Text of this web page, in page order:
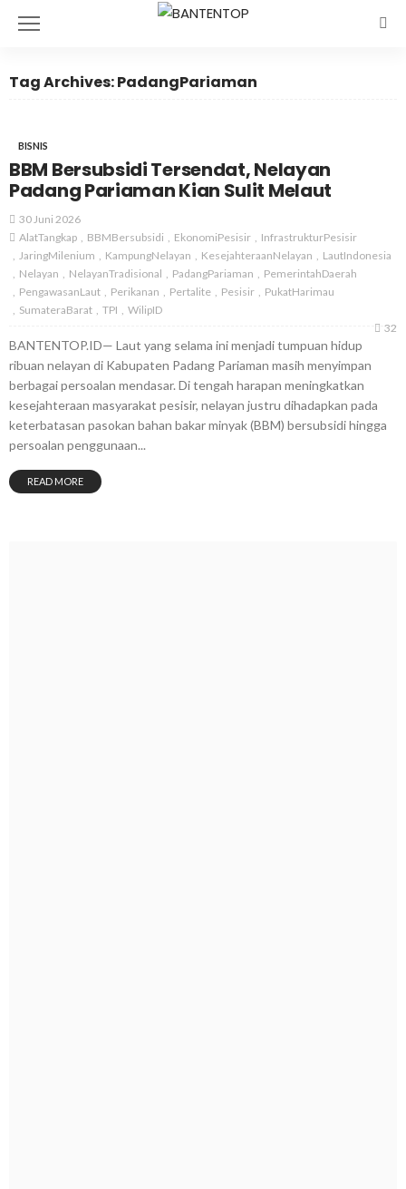
Tag Archives: PadangPariaman
BISNIS
BBM Bersubsidi Tersendat, Nelayan
Padang Pariaman Kian Sulit Melaut
30 Juni 2026
AlatTangkap
BBMBersubsidi EkonomiPesisir
InfrastrukturPesisir
JaringMilenium
KampungNelayan KesejahteraanNelayan
LautIndonesia
Nelayan
NelayanTradisional PadangPariaman
PemerintahDaerah
PengawasanLaut
Perikanan Pertalite Pesisir
PukatHarimau
SumateraBarat
TPI
WilipID
32
BANTENTOP.ID— Laut yang selama ini menjadi tumpuan hidup
ribuan nelayan di Kabupaten Padang Pariaman masih menyimpan
berbagai persoalan mendasar. Di tengah harapan meningkatkan
kesejahteraan masyarakat pesisir, nelayan justru dihadapkan pada
keterbatasan pasokan bahan bakar minyak (BBM) bersubsidi hingga
persoalan penggunaan...
READ MORE